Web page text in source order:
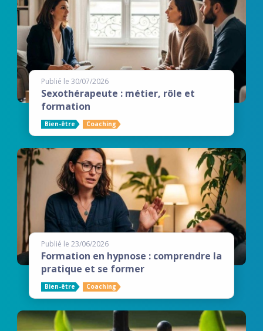
Publié le 30/07/2026
Sexothérapeute : métier, rôle et
formation
Bien-être Coaching
Publié le 23/06/2026
Formation en hypnose : comprendre la
pratique et se former
Bien-être Coaching